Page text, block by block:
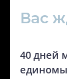
Вас
40 дней